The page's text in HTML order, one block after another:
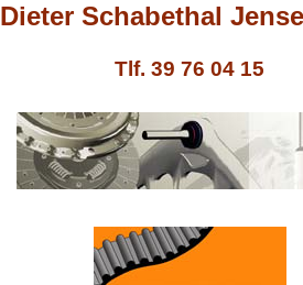
DieterSchabethal
Tlf. 39 76 04 15